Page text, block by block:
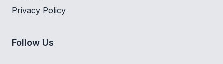
Privacy Policy
Follow Us